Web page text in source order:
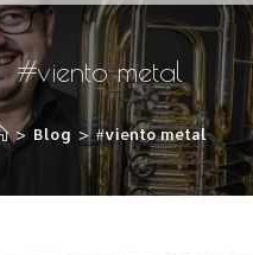
#viento metal
> Blog > #viento metal